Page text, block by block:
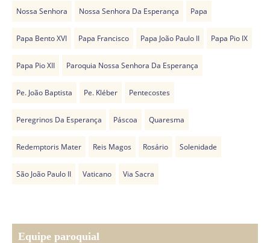
Nossa Senhora Nossa Senhora Da Esperança Papa
Papa Bento XVI Papa Francisco Papa João Paulo II Papa Pio IX
Papa Pio XII Paroquia Nossa Senhora Da Esperança
Pe. João Baptista Pe. Kléber Pentecostes
Peregrinos Da Esperança Páscoa Quaresma
Redemptoris Mater Reis Magos Rosário Solenidade
São João Paulo II Vaticano Via Sacra
Equipe paroquial